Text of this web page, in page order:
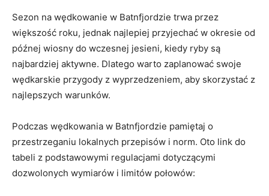
Sezon na wędkowanie w Batnfjordzie trwa przez
większość roku, jednak najlepiej przyjechać w okresie od
późnej wiosny do wczesnej jesieni, kiedy ryby są
najbardziej aktywne. Dlatego warto zaplanować swoje
wędkarskie przygody z wyprzedzeniem, aby skorzystać z
najlepszych warunków.
Podczas wędkowania w Batnfjordzie pamiętaj o
przestrzeganiu lokalnych przepisów i norm. Oto link do
tabeli z podstawowymi regulacjami dotyczącymi
dozwolonych wymiarów i limitów połowów: